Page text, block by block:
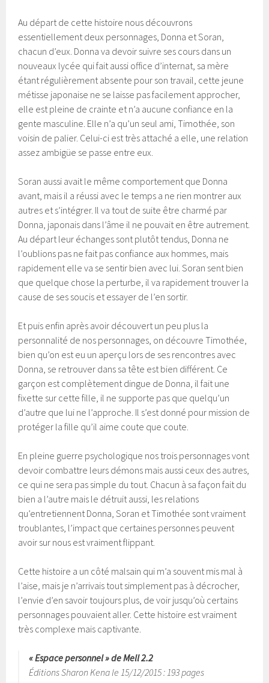
Au départ de cette histoire nous découvrons
essentiellement deux personnages, Donna et Soran,
chacun d’eux. Donna va devoir suivre ses cours dans un
nouveaux lycée qui fait aussi office d’internat, sa mère
étant régulièrement absente pour son travail, cette jeune
métisse japonaise ne se laisse pas facilement approcher,
elle est pleine de crainte et n’a aucune confiance en la
gente masculine. Elle n’a qu’un seul ami, Timothée, son
voisin de palier. Celui-ci est très attaché a elle, une relation
assez ambigüe se passe entre eux.
Soran aussi avait le même comportement que Donna
avant, mais il a réussi avec le temps a ne rien montrer aux
autres et s’intégrer. Il va tout de suite être charmé par
Donna, japonais dans l’âme il ne pouvait en être autrement.
Au départ leur échanges sont plutôt tendus, Donna ne
l’oublions pas ne fait pas confiance aux hommes, mais
rapidement elle va se sentir bien avec lui. Soran sent bien
que quelque chose la perturbe, il va rapidement trouver la
cause de ses soucis et essayer de l’en sortir.
Et puis enfin après avoir découvert un peu plus la
personnalité de nos personnages, on découvre Timothée,
bien qu’on est eu un aperçu lors de ses rencontres avec
Donna, se retrouver dans sa tête est bien différent. Ce
garçon est complètement dingue de Donna, il fait une
fixette sur cette fille, il ne supporte pas que quelqu’un
d’autre que lui ne l’approche. Il s’est donné pour mission de
protéger la fille qu’il aime coute que coute.
En pleine guerre psychologique nos trois personnages vont
devoir combattre leurs démons mais aussi ceux des autres,
ce qui ne sera pas simple du tout. Chacun à sa façon fait du
bien a l’autre mais le détruit aussi, les relations
qu’entretiennent Donna, Soran et Timothée sont vraiment
troublantes, l’impact que certaines personnes peuvent
avoir sur nous est vraiment flippant.
Cette histoire a un côté malsain qui m’a souvent mis mal à
l’aise, mais je n’arrivais tout simplement pas à décrocher,
l’envie d’en savoir toujours plus, de voir jusqu’où certains
personnages pouvaient aller. Cette histoire est vraiment
très complexe mais captivante.
« Espace personnel » de Mell 2.2
Éditions Sharon Kena le 15/12/2015 : 193 pages